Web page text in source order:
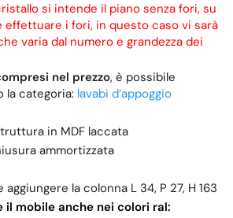
si intende il piano senza fori, su
effettuare i fori, in questo caso vi sarà
varia dal numero e grandezza dei
nel prezzo, è possibile
la categoria: lavabi d’appoggio
in MDF laccata
ammortizzata
la colonna L 34, P 27, H 163
il mobile anche nei colori ral: